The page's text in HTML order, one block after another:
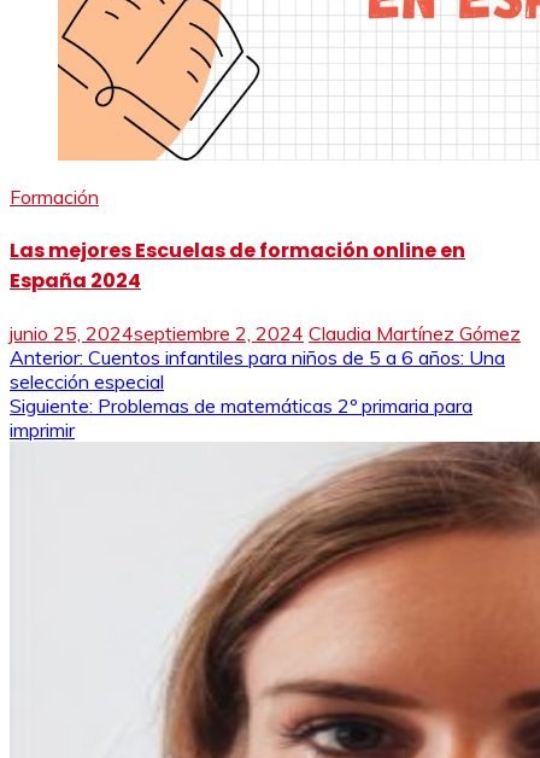
Formación
Las mejores Escuelas de formación online en
España 2024
junio 25, 2024septiembre 2, 2024 Claudia Martínez Gómez
Navegación
de
entradas
Anterior: Cuentos infantiles para niños de 5 a 6 años: Una
selección especial
Siguiente: Problemas de matemáticas 2º primaria para
imprimir